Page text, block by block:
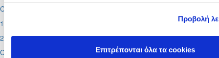
Προβολή
Επιτρέπονται όλα τα cookies
Cyprus League by Stoiximan
1η αγωνιστική
2026-08-30
Cyprus League by Stoiximan